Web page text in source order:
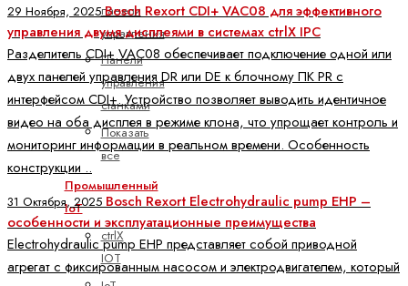
панели
управления
Панели
управления
станками
Показать
все
Промышленный
IoT
ctrlX
IOT
29 Ноября, 2025Bosch Rexort CDI+ VAC08 для эффективного
управления двумя дисплеями в системах ctrlX IPC
Разделитель CDI+ VAC08 обеспечивает подключение одной или
двух панелей управления DR или DE к блочному ПК PR с
интерфейсом CDI+. Устройство позволяет выводить идентичное
видео на оба дисплея в режиме клона, что упрощает контроль и
мониторинг информации в реальном времени. Особенность
конструкции ..
31 Октября, 2025 Bosch Rexort Electrohydraulic pump EHP –
особенности и эксплуатационные преимущества
Electrohydraulic pump EHP представляет собой приводной
агрегат с фиксированным насосом и электродвигателем, который